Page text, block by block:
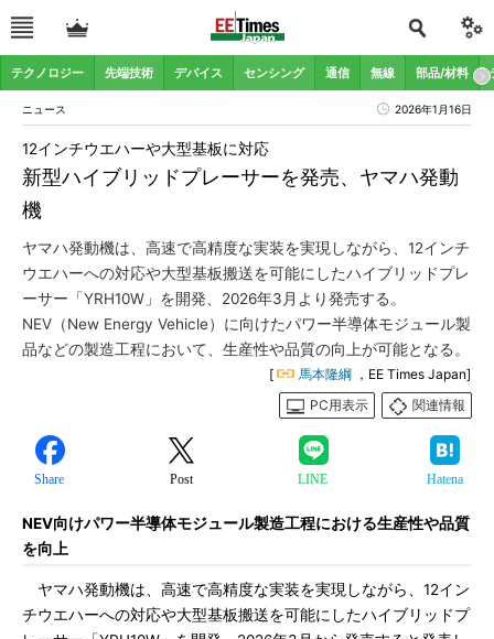
テクノロジー 先端技術 デバイス センシング 通信 無線 部品/材料
ニュース 2026年1月16日
新型ハイブリッドプレーサーを発売、ヤマハ発動
機
12インチウエハーや大型基板に対応
ヤマハ発動機は、高速で高精度な実装を実現しながら、12インチ
ウエハーへの対応や大型基板搬送を可能にしたハイブリッドプレ
ーサー「YRH10W」を開発、2026年3月より発売する。
NEV（New Energy Vehicle）に向けたパワー半導体モジュール製
品などの製造工程において、生産性や品質の向上が可能となる。
[ 馬本隆綱 ，EE Times Japan]
PC用表示
関連情報
Share Post LINE Hatena
NEV向けパワー半導体モジュール製造工程における生産性や品質
を向上
ヤマハ発動機は、高速で高精度な実装を実現しながら、12イン
チウエハーへの対応や大型基板搬送を可能にしたハイブリッドプ